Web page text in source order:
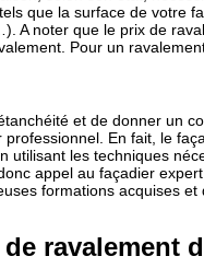
que la surface de votre
A noter que le prix de
Pour un
et de donner un
En fait, le
utilisant les techniques
appel au façadier
formations acquises
ravalement